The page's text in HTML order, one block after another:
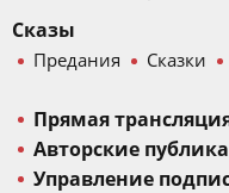
Сказы
Предания Сказки
Прямая
Авторские
Управление